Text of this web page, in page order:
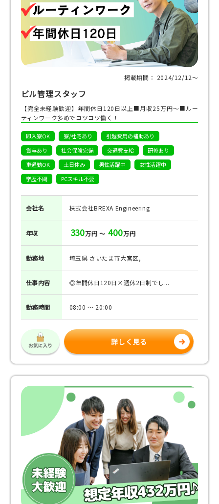
掲載期間： 2024/12/12〜
ビル管理スタッフ
【完全未経験歓迎】年間休日120日以上■月収25万円～■ルー
ティンワーク多めでコツコツ働く！
即入寮OK 寮/社宅あり
引越費用の補助あり
賞与あり
社会保険完備 交通費支給
研修あり
車通勤OK
土日休み 男性活躍中
女性活躍中
学歴不問
PCスキル不要
会社名 株式会社BREXA Engineering
年収 330万円 ～ 400万円
勤務地 埼玉県 さいたま市大宮区,
仕事内容 ◎年間休日120日×週休2日制でし...
勤務時間 08:00 ～ 20:00
詳しく見る